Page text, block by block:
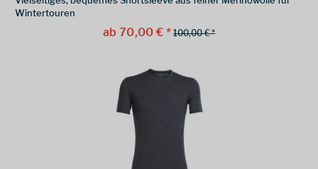
Wintertouren
ab 70,00 € * 100,00 € *